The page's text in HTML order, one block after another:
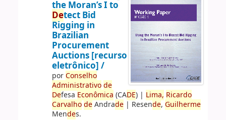
the Moran’s I to
Detect Bid
Rigging in
Brazilian
Procurement
Auctions [recurso
eletrônico] /
porConselho
Administrativo de
Defesa Econômica (CADE)| Lima, Ricardo
Carvalho deAndrade| Resende, Guilherme
Mendes.